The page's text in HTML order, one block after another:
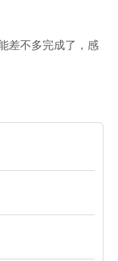
差不多完成了，感